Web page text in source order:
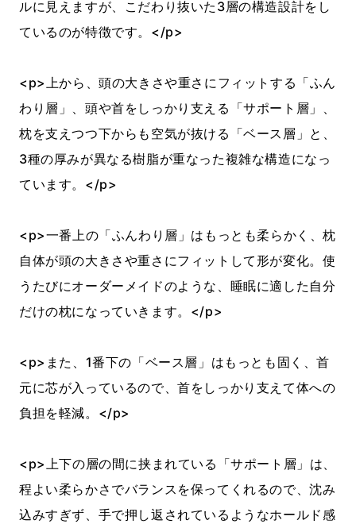
ルに見えますが、こだわり抜いた3層の構造設計をし
ているのが特徴です。</p>
<p>上から、頭の大きさや重さにフィットする「ふん
わり層」、頭や首をしっかり支える「サポート層」、
枕を支えつつ下からも空気が抜ける「ベース層」と、
3種の厚みが異なる樹脂が重なった複雑な構造になっ
ています。</p>
<p>一番上の「ふんわり層」はもっとも柔らかく、枕
自体が頭の大きさや重さにフィットして形が変化。使
うたびにオーダーメイドのような、睡眠に適した自分
だけの枕になっていきます。</p>
<p>また、1番下の「ベース層」はもっとも固く、首
元に芯が入っているので、首をしっかり支えて体への
負担を軽減。</p>
<p>上下の層の間に挟まれている「サポート層」は、
程よい柔らかさでバランスを保ってくれるので、沈み
込みすぎず、手で押し返されているようなホールド感